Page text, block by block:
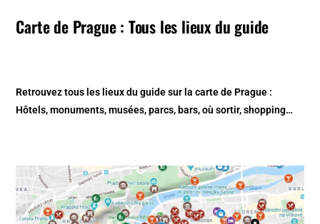
Carte de Prague : Tous les lieux du guide
Retrouvez tous les lieux du guide sur lacarte de Prague :
Hôtels, monuments, musées, parcs, bars, où sortir, shopping…